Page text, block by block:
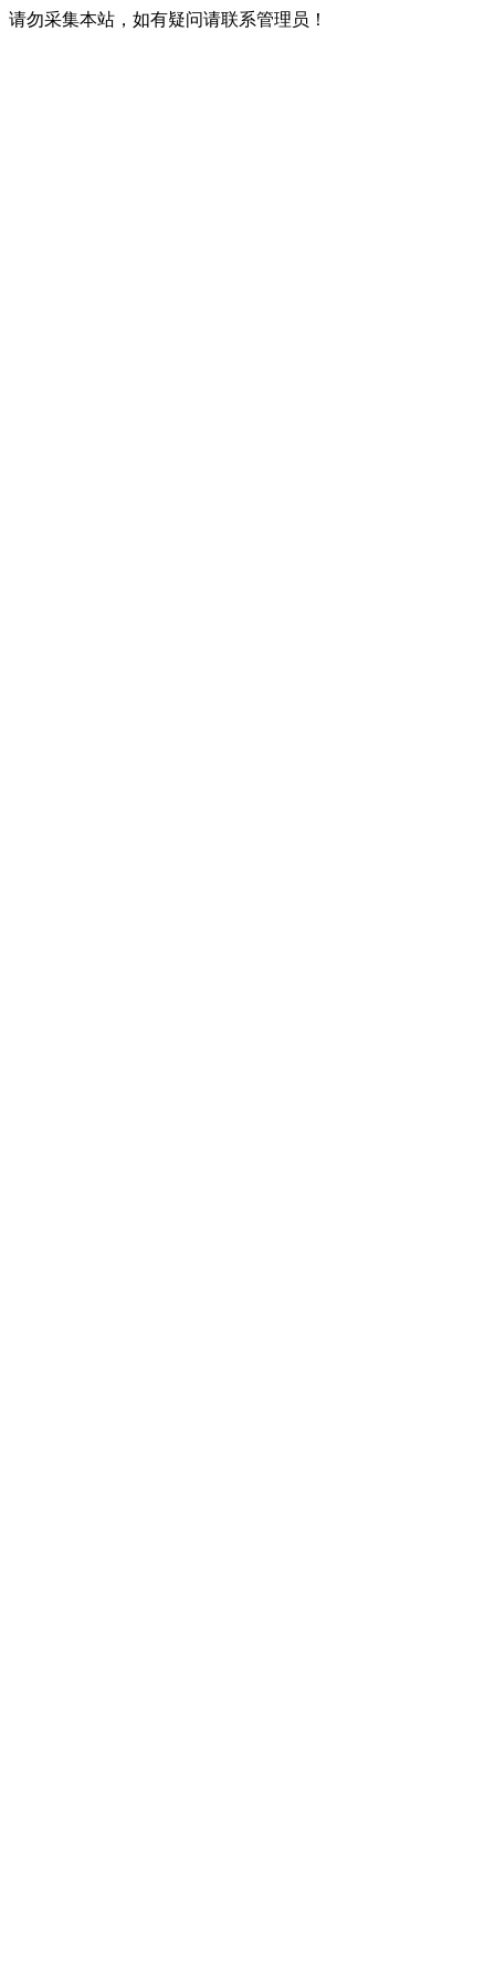
请勿采集本站，如有疑问请联系管理员！